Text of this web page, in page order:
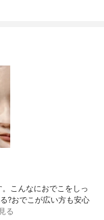
こんなにおでこをしっ
?おでこが広い方も安心
る